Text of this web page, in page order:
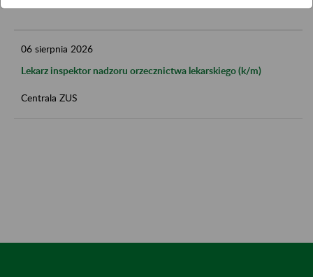
06 sierpnia 2026
Lekarz inspektor nadzoru orzecznictwa lekarskiego (k/m)
Centrala ZUS